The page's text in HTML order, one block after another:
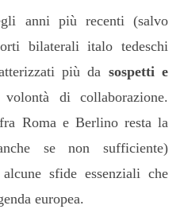
anni più recenti (salvo
bilaterali italo tedeschi
più da sospetti e
di collaborazione.
Roma e Berlino resta la
se non sufficiente)
sfide essenziali che
europea.